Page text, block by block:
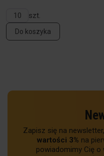
szt.
Do koszyka
Zapisz się na
wartości 3% na
powiadomimy Cię